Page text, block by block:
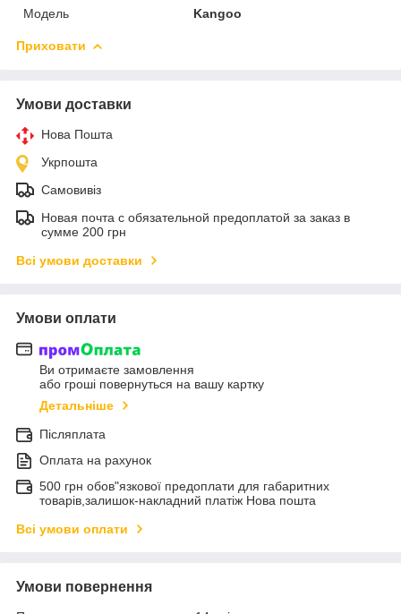
Модель
Kangoo
Приховати
Умови доставки
Нова Пошта
Укрпошта
Самовивіз
Новая почта с обязательной предоплатой за заказ в
сумме 200 грн
Всі умови доставки
Умови оплати
Ви отримаєте замовлення
або гроші повернуться на вашу картку
Детальніше
Післяплата
Оплата на рахунок
500 грн обов"язкової предоплати для габаритних
товарів,залишок-накладний платіж Нова пошта
Всі умови оплати
Умови повернення